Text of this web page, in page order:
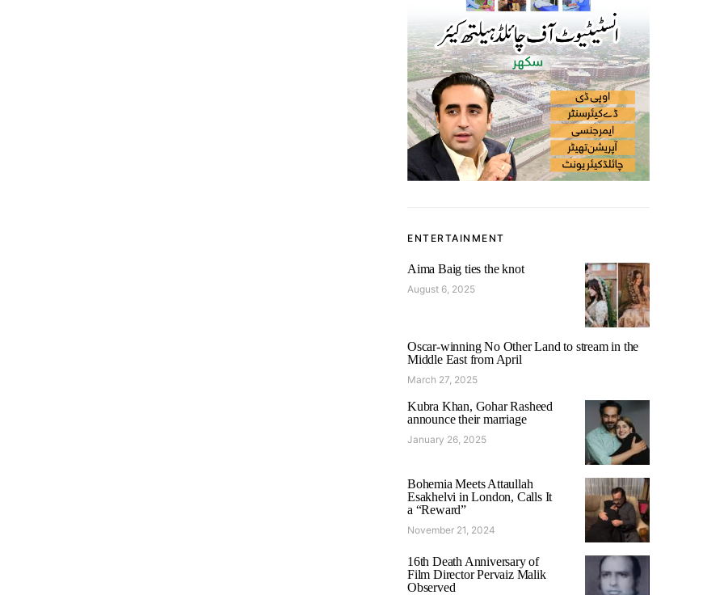
ENTERTAINMENT
Aima Baig ties the knot
August 6, 2025
Oscar-winning No Other Land to stream in the
Middle East from April
March 27, 2025
Kubra Khan, Gohar Rasheed
announce their marriage
January 26, 2025
Bohemia Meets Attaullah
Esakhelvi in London, Calls It
a “Reward”
November 21, 2024
16th Death Anniversary of
Film Director Pervaiz Malik
Observed